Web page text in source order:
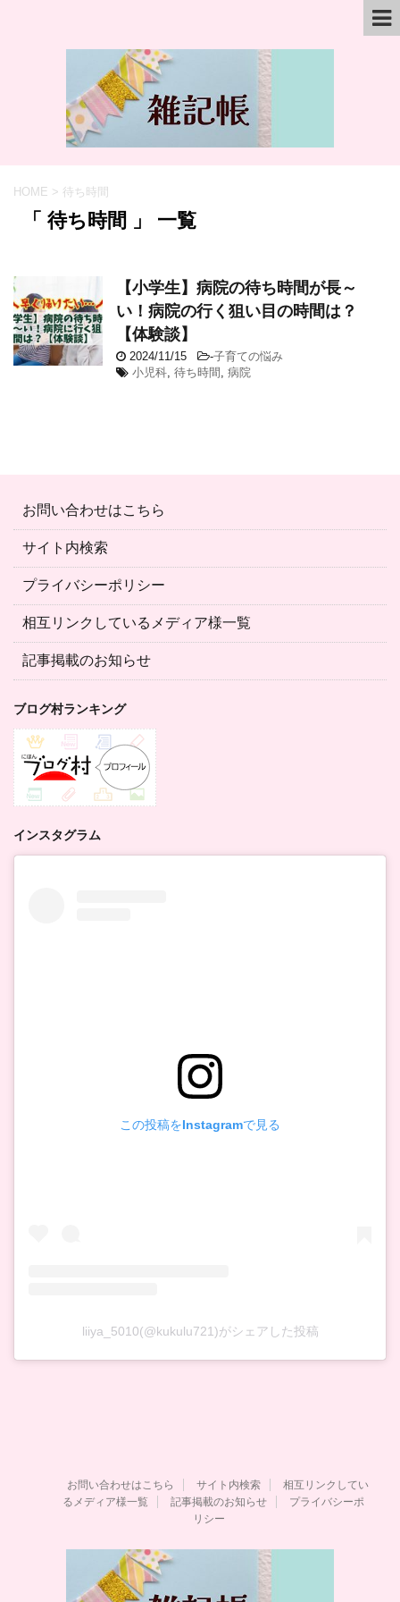
HOME > 待ち時間
「 待ち時間 」 一覧
【小学生】病院の待ち時間が長～
い！病院の行く狙い目の時間は？
【体験談】
2024/11/15 -子育ての悩み
小児科, 待ち時間 , 病院
お問い合わせはこちら
サイト内検索
プライバシーポリシー
相互リンクしているメディア様一覧
記事掲載のお知らせ
ブログ村ランキング
インスタグラム
この投稿をInstagramで見る
liiya_5010(@kukulu721)がシェアした投稿
お問い合わせはこちら サイト内検索
相互リンクしてい
るメディア様一覧
記事掲載のお知らせ
プライバシーポ
リシー